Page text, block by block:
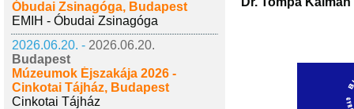
Óbudai Zsinagóga, Budapest
EMIH - Óbudai Zsinagóga
2026.06.20. - 2026.06.20.
Budapest
Múzeumok Éjszakája 2026 -
Cinkotai Tájház, Budapest
Cinkotai Tájház